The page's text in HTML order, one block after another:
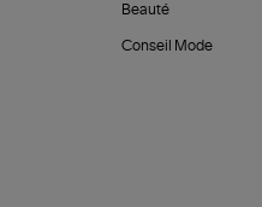
Beauté
Conseil Mode